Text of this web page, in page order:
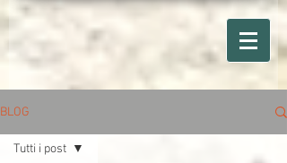
BLOG
Tutti i post